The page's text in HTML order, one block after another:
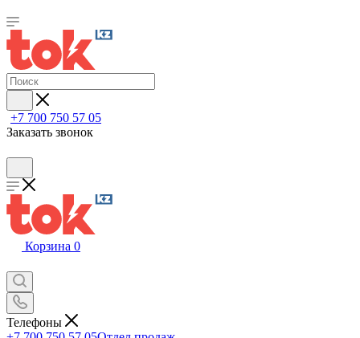
+7 700 750 57 05
Заказать звонок
Корзина 0
Телефоны